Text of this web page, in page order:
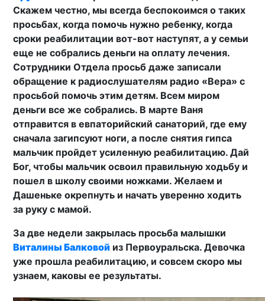
Скажем честно, мы всегда беспокоимся о таких
просьбах, когда помочь нужно ребенку, когда
сроки реабилитации вот-вот наступят, а у семьи
еще не собрались деньги на оплату лечения.
Сотрудники Отдела просьб даже записали
обращение к радиослушателям радио «Вера» с
просьбой помочь этим детям. Всем миром
деньги все же собрались. В марте Ваня
отправится в евпаторийский санаторий, где ему
сначала загипсуют ноги, а после снятия гипса
мальчик пройдет усиленную реабилитацию. Дай
Бог, чтобы мальчик освоил правильную ходьбу и
пошел в школу своими ножками. Желаем и
Дашеньке окрепнуть и начать уверенно ходить
за руку с мамой.
За две недели закрылась просьба малышки
Виталины Балковой из Первоуральска. Девочка
уже прошла реабилитацию, и совсем скоро мы
узнаем, каковы ее результаты.